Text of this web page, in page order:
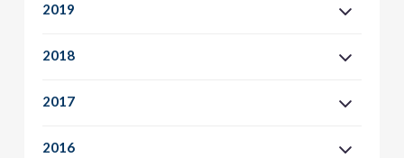
2019
2018
2017
2016